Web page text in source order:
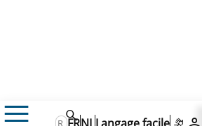
Cadre de vie & Environnement